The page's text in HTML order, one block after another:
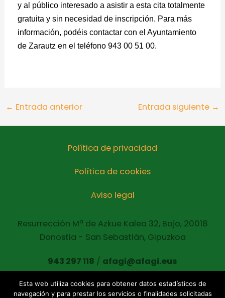
y al público interesado a asistir a esta cita totalmente
gratuita y sin necesidad de inscripción. Para más
información, podéis contactar con el Ayuntamiento
de Zarautz en el teléfono 943 00 51 00.
← Entrada anterior Entrada siguiente →
Política de privacidad
Política de cookies
Aviso legal
Resurrección Mª de Azkue Kalea 32, Bajo, 20018
Donostia - San Sebastián, Gipuzkoa
943 297 118 / afagi@afagi.eus
Esta web utiliza cookies para obtener datos estadísticos de
navegación y para prestar los servicios o finalidades solicitadas